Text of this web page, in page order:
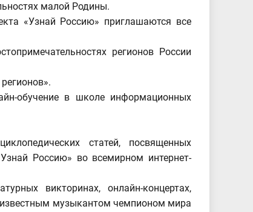
малой Родины.
«Узнай Россию» приглашаются все
регионов России
обучение в школе информационных
статей, посвященных
Россию» во всемирном интернет-
викторинах, онлайн-концертах,
музыкантом чемпионом мира